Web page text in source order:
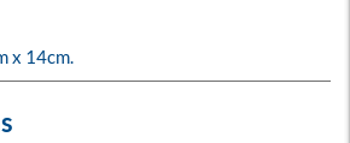
x 14cm.